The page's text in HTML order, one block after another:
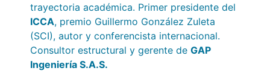
trayectoria académica. Primer presidente del
ICCA, premio Guillermo González Zuleta
(SCI), autor y conferencista internacional.
Consultor estructural y gerente de GAP
Ingeniería S.A.S.